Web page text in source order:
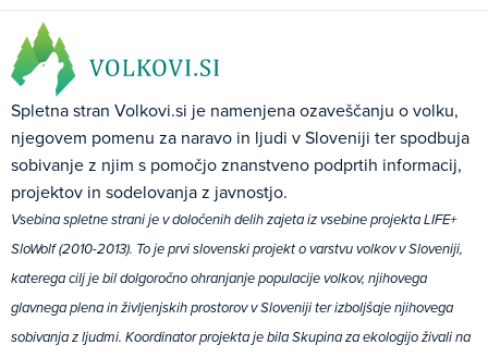
Spletna stran Volkovi.si je namenjena ozaveščanju o volku,
njegovem pomenu za naravo in ljudi v Sloveniji ter spodbuja
sobivanje z njim s pomočjo znanstveno podprtih informacij,
projektov in sodelovanja z javnostjo.
Vsebina spletne strani je v določenih delih zajeta iz vsebine projekta LIFE+
SloWolf (2010-2013). To je prvi slovenski projekt o varstvu volkov v Sloveniji,
katerega cilj je bil dolgoročno ohranjanje populacije volkov, njihovega
glavnega plena in življenjskih prostorov v Sloveniji ter izboljšaje njihovega
sobivanja z ljudmi. Koordinator projekta je bila Skupina za ekologijo živali na